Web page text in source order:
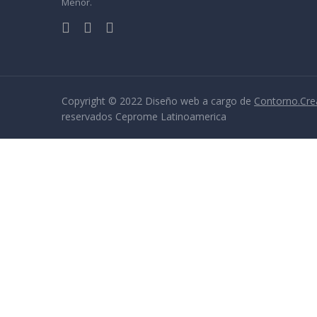
Copyright © 2022 Diseño web a cargo de
reservados Ceprome Latinoamerica